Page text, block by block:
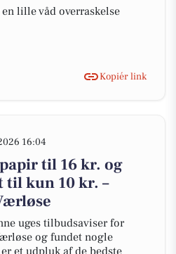
lille våd overraskelse
Kopiér link
16:04
til 16 kr. og
til kun 10 kr. –
uges tilbudsaviser for
og fundet nogle
et udpluk af de bedste